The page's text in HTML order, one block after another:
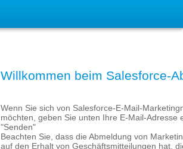
Willkommen beim Salesforce-
Wenn Sie sich von Salesforce-E-Mail-
möchten, geben Sie unten Ihre E-Mail-Adresse
"Senden"
Beachten Sie, dass die Abmeldung von
auf den Erhalt von Geschäftsmitteilungen hat,